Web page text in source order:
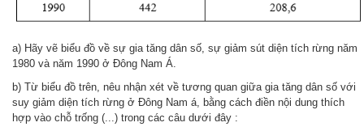
a) Hãy vẽ biểu đồ về sự gia tăng dân số, sự giảm sút diện tích rừng năm
1980 và năm 1990 ở Đông Nam Á.
b) Từ biểu đồ trên, nêu nhận xét về tương quan giữa gia tăng dân số với
suy giảm diện tích rừng ở Đông Nam á, bằng cách điền nội dung thích
hợp vào chỗ trống (...) trong các câu dưới đây :